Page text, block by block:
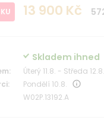
13 900 Kč
Skladem ihned
Úterý 11.8. - Středa 12.8.
Pondělí 10.8.
W02P.13192.A